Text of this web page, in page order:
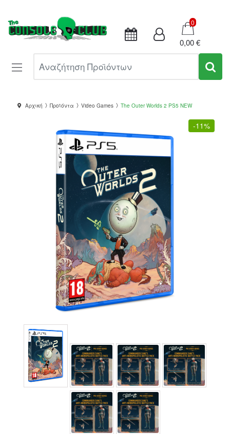
Καλάθι
0
0,00 €
Αρχική Προϊόντα Video Games The Outer Worlds 2 PS5 NEW
-11%